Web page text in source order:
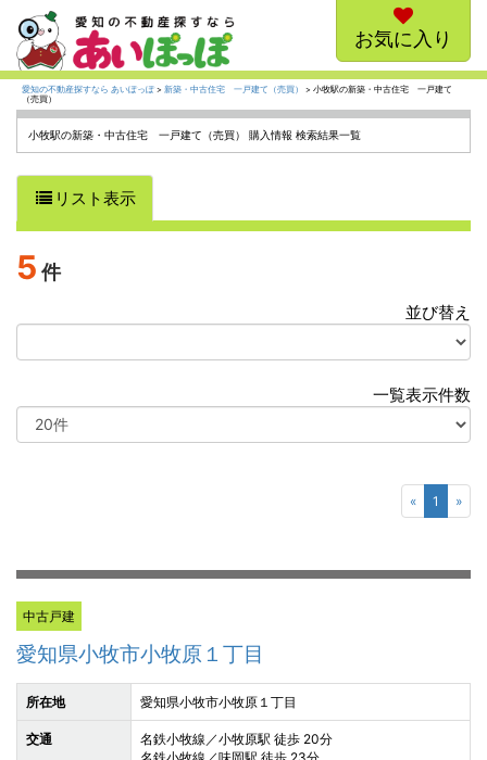
お気に入り
愛知の不動産探すなら あいぽっぽ> 新築・中古住宅 一戸建て（売買）
> 小牧駅の新築・中古住宅 一戸建て
（売買）
小牧駅の新築・中古住宅 一戸建て（売買） 購入情報 検索結果一覧
リスト表示
5 件
並び替え
一覧表示件数
« 1 »
中古戸建
愛知県小牧市小牧原１丁目
所在地 愛知県小牧市小牧原１丁目
交通
名鉄小牧線／小牧原駅 徒歩 20分